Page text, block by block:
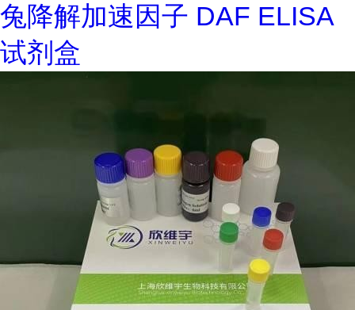
兔降解加速因子 DAF ELISA
试剂盒